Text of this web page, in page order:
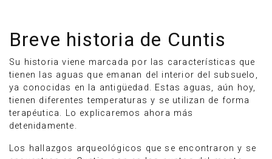
Breve historia de Cuntis
Su historia viene marcada por las características que
tienen las aguas que emanan del interior del subsuelo,
ya conocidas en la antigüedad. Estas aguas, aún hoy,
tienen diferentes temperaturas y se utilizan de forma
terapéutica. Lo explicaremos ahora más
detenidamente.
Los hallazgos arqueológicos que se encontraron y se